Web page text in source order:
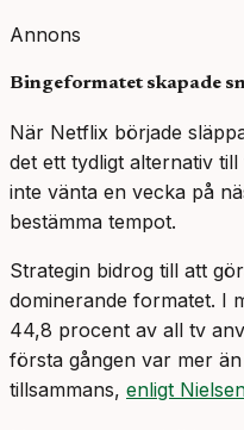
Annons
Bingeformatet skapade
När Netflix började
det ett tydligt alternativ
inte vänta en vecka på
bestämma tempot.
Strategin bidrog till att
dominerande formatet. I
44,8 procent av all tv
första gången var mer
tillsammans, enligt